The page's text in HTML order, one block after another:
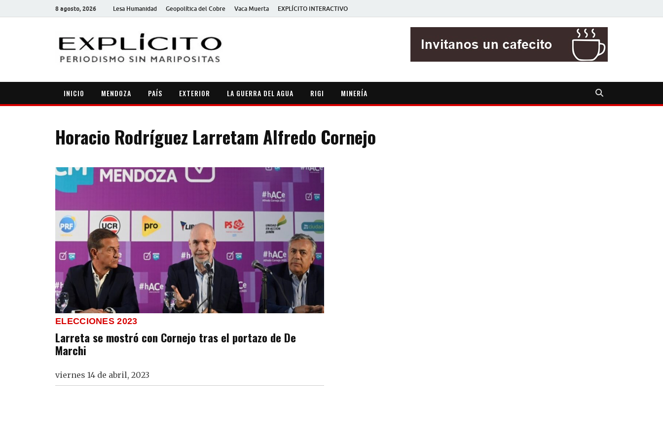
8 agosto, 2026 Lesa Humanidad Geopolítica del Cobre Vaca Muerta EXPLÍCITO INTERACTIVO
INICIO MENDOZA PAÍS EXTERIOR LA GUERRA DEL AGUA RIGI MINERÍA
Horacio Rodríguez Larretam Alfredo Cornejo
ELECCIONES 2023
Larreta se mostró con Cornejo tras el portazo de De
Marchi
viernes 14 de abril, 2023